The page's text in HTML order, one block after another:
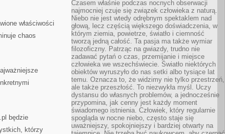
właściwości
chaos
będzie
którzy
Czasem właśnie podczas nocnych obserwacji
najmocniej czuje się związek człowieka z naturą.
Niebo nie jest wtedy odrębnym spektaklem nad
głową, lecz częścią większego doświadczenia, w
którym ziemia, powietrze, światło i ciemność
tworzą jedną całość. Ta pasja ma także wymiar
filozoficzny. Patrząc na gwiazdy, trudno nie
zadawać pytań o czas, przemijanie i miejsce
człowieka we wszechświecie. Światło niektórych
obiektów wyruszyło do nas setki albo tysiące lat
temu. Oznacza to, że widzimy nie tylko przestrzeń,
ale także przeszłość. To niezwykła myśl. Uczy
dystansu do własnych problemów, a jednocześnie
przypomina, jak cenny jest każdy moment
świadomego istnienia. Człowiek, który regularnie
spogląda w nocne niebo, często staje się
uważniejszy, spokojniejszy i bardziej otwarty na